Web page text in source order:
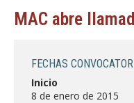
MAC abre
FECHAS
Inicio
8 de enero de 2015